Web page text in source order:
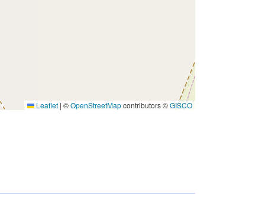
Leaflet | ©OpenStreetMapcontributors ©GISCO